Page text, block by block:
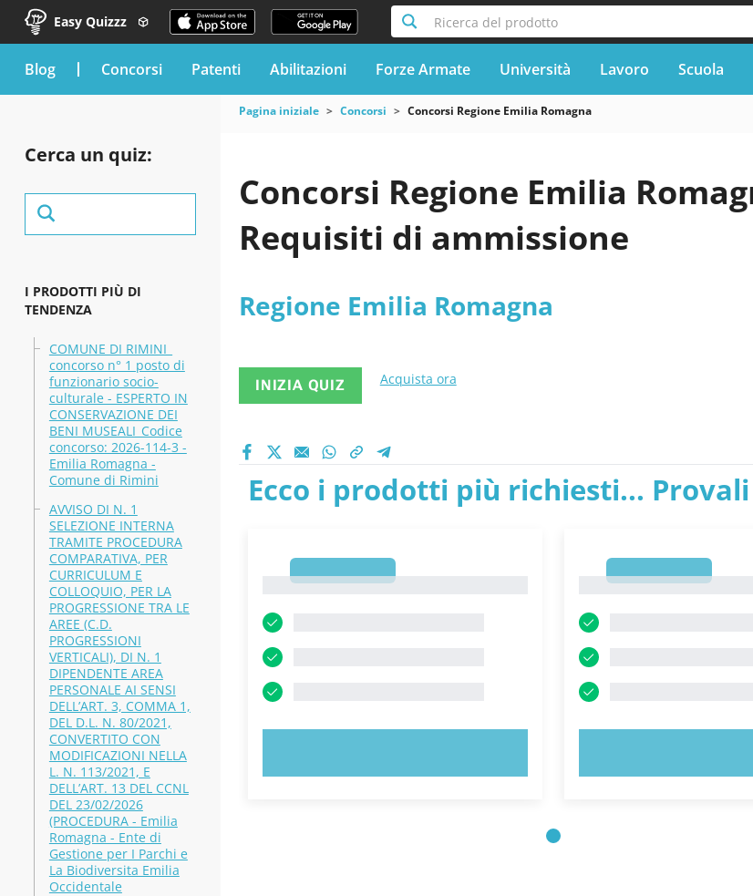
Easy Quizzz Ricerca del prodotto
blog Concorsi Patenti Abilitazioni Forze Armate Università Lavoro Scuola
Cerca un quiz:
I PRODOTTI PIÙ DI
TENDENZA
COMUNE DI RIMINI_
concorso n° 1 posto di
funzionario socio-
culturale - ESPERTO IN
CONSERVAZIONE DEI
BENI MUSEALI_Codice
concorso: 2026-114-3 -
Emilia Romagna -
Comune di Rimini
AVVISO DI N. 1
SELEZIONE INTERNA
TRAMITE PROCEDURA
COMPARATIVA, PER
CURRICULUM E
COLLOQUIO, PER LA
PROGRESSIONE TRA LE
AREE (C.D.
PROGRESSIONI
VERTICALI), DI N. 1
DIPENDENTE AREA
PERSONALE AI SENSI
DELL’ART. 3, COMMA 1,
DEL D.L. N. 80/2021,
CONVERTITO CON
MODIFICAZIONI NELLA
L. N. 113/2021, E
DELL’ART. 13 DEL CCNL
DEL 23/02/2026
(PROCEDURA - Emilia
Romagna - Ente di
Gestione per I Parchi e
La Biodiversita Emilia
Occidentale
Pagina iniziale Concorsi Concorsi Regione Emilia Romagna
Concorsi Regione Emilia
Requisiti di ammissione
Regione Emilia Romagna
INIZIA QUIZ Acquista ora
Ecco i prodotti più richiesti...